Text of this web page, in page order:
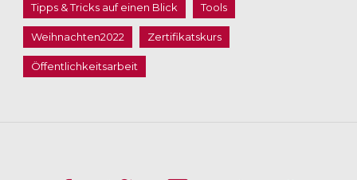
Tipps & Tricks auf einen Blick Tools
Weihnachten2022 Zertifikatskurs
Öffentlichkeitsarbeit